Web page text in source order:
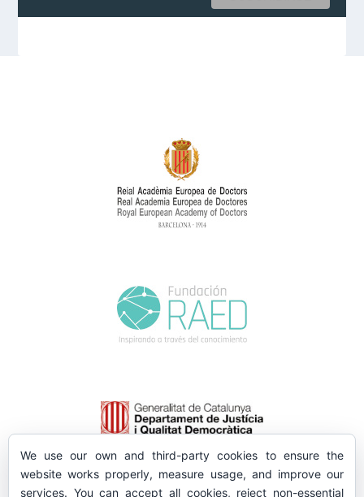
We use our own and third-party cookies to ensure the
website works properly, measure usage, and improve our
services. You can accept all cookies, reject non-essential